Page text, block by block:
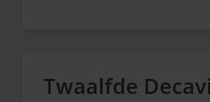
Twaalfde